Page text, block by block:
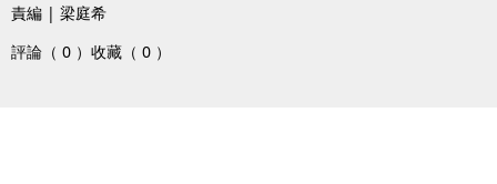
責編 | 梁庭希
評論（ 0 ） 收藏（ 0 ）